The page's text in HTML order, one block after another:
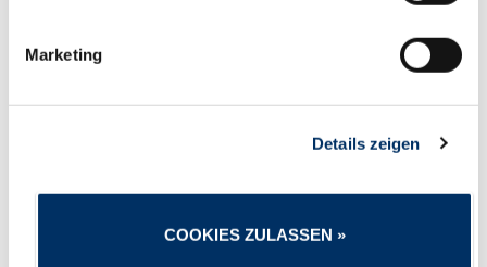
Marketing
Details zeigen
COOKIES ZULASSEN »